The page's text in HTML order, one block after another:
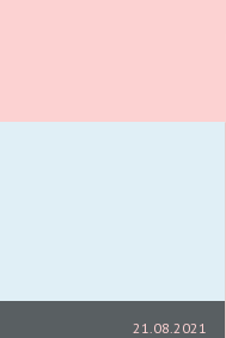
21.08.2021